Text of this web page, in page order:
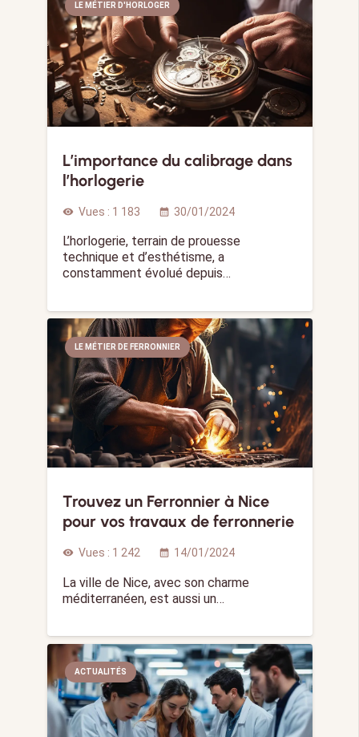
LE MÉTIER D'HORLOGER
L’importance du calibrage dans
l’horlogerie
visibility Vues : 1 183 calendar_month 30/01/2024
L’horlogerie, terrain de prouesse
technique et d’esthétisme, a
constamment évolué depuis…
LE MÉTIER DE FERRONNIER
Trouvez un Ferronnier à Nice
pour vos travaux de ferronnerie
visibility Vues : 1 242 calendar_month 14/01/2024
La ville de Nice, avec son charme
méditerranéen, est aussi un…
ACTUALITÉS